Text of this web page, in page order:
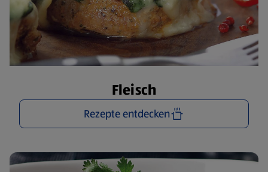
Fleisch
Rezepte entdecken